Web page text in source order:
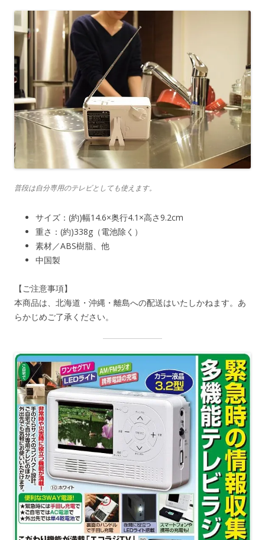
普段は自分専用のテレビとしても使えます。
サイズ：(約)幅14.6×奥行4.1×高さ9.2cm
重さ：(約)338g（電池除く）
素材／ABS樹脂、他
中国製
【ご注意事項】
本商品は、北海道・沖縄・離島への配送はいたしかねます。あ
らかじめご了承ください。